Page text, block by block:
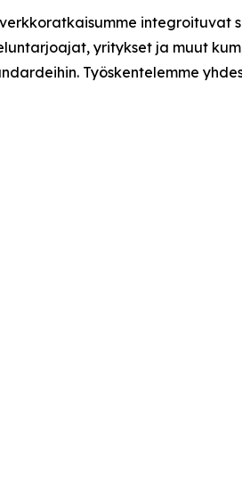
integroituvat
yritykset ja muut
Työskentelemme